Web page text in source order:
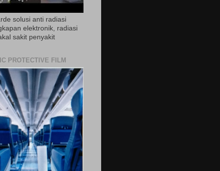
solusi anti radiasi
elektronik, radiasi
sakit penyakit
PROTECTIVE FILM